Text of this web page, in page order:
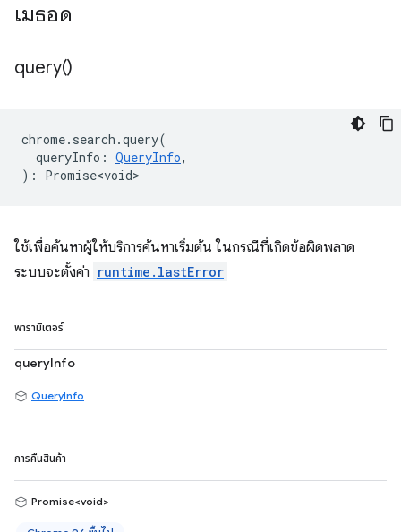
เมธอด
query()
chrome. search .query(
queryInfo : QueryInfo,
) : Promise<void>
ใช้เพื่อค้นหาผู้ให้บริการค้นหาเริ่มต้น ในกรณีที่เกิดข้อผิดพลาด
ระบบจะตั้งค่า runtime.lastError
พารามิเตอร์
queryInfo
QueryInfo
การคืนสินค้า
Promise<void>